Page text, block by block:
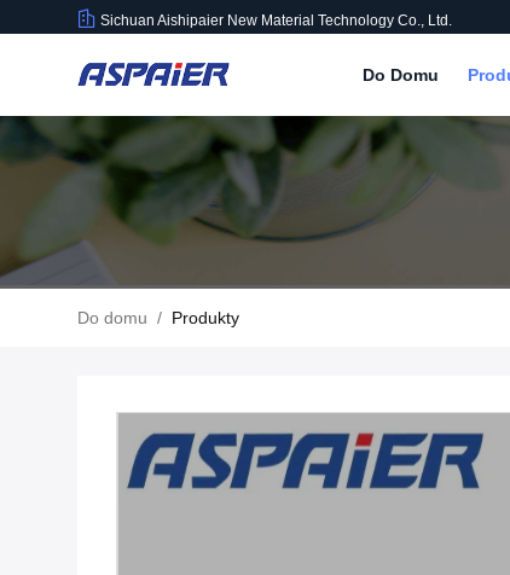
Sichuan Aishipaier New Material Technology Co., Ltd.
Do Domu
Do domu / Produkty